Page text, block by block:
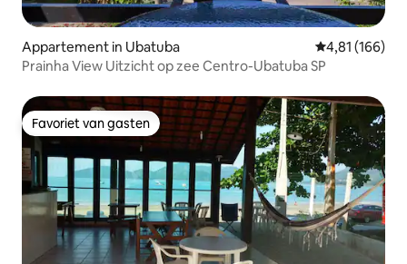
Appartement in Ubatuba Gemiddelde
4,81 (166)
Prainha View Uitzicht op zee Centro-Ubatuba SP
Favoriet van gasten
Favoriet van gasten